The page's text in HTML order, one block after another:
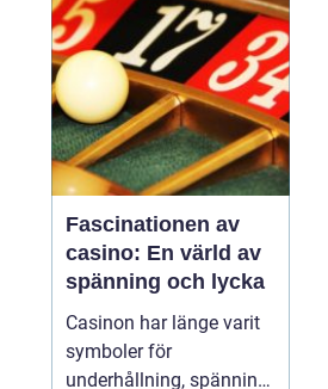
intensivkurs i
jägarexamen som f&...
Fascinationen av
casino: En värld av
spänning och lycka
Casinon har länge varit
symboler för
underhållning, spänning